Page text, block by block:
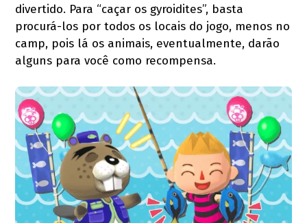
divertido. Para “caçar os gyroidites”, basta
procurá-los por todos os locais do jogo, menos no
camp, pois lá os animais, eventualmente, darão
alguns para você como recompensa.